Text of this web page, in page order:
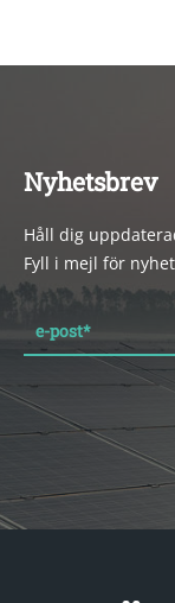
Nyhetsbrev
Håll dig
Fyll i mejl för
e-post*